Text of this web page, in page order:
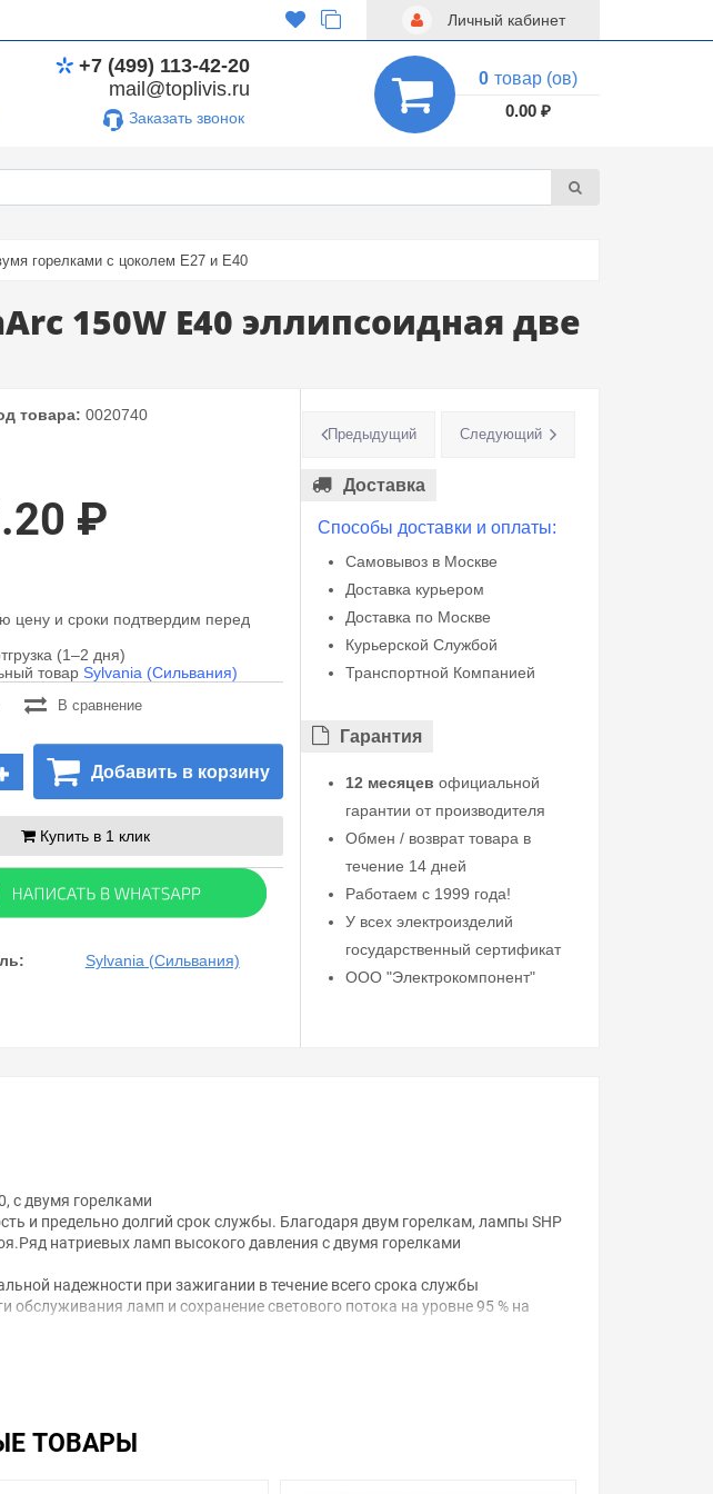
Личный кабинет
+7 (499) 113-42-20
mail@toplivis.ru
Заказать звонок
0 товар (ов)
0.00 ₽
горелками с цоколем E27 и E40
150W E40 эллипсоидная две
товара: 0020740
₽
цену и сроки подтвердим перед
(1–2 дня)
товар Sylvania (Сильвания)
В сравнение
Добавить в корзину
Купить в 1 клик
Sylvania (Сильвания)
Предыдущий Следующий
Доставка
Способы доставки и оплаты:
Самовывоз в Москве
Доставка курьером
Доставка по Москве
Курьерской Службой
Транспортной Компанией
Гарантия
12 месяцев официальной
гарантии от производителя
Обмен / возврат товара в
течение 14 дней
Работаем с 1999 года!
У всех электроизделий
государственный сертификат
ООО "Электрокомпонент"
с двумя горелками
и предельно долгий срок службы. Благодаря двум горелкам, лампы SHP
натриевых ламп высокого давления с двумя горелками
надежности при зажигании в течение всего срока службы
ламп и сохранение светового потока на уровне 95 % на
ТОВАРЫ